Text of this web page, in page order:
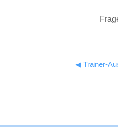
◀︎ Trainer-